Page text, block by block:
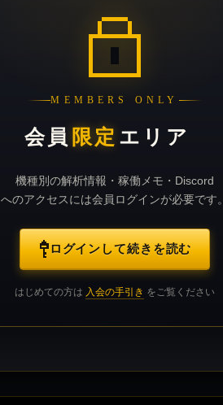
MEMBERS ONLY
会員 限定 エリア
機種別の解析情報・稼働メモ・Discord
へのアクセスには会員ログインが必要です。
ログインして続きを読む
はじめての方は 入会の手引き をご覧ください